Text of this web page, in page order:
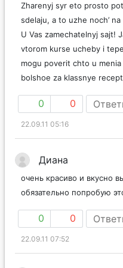
Zharenyj syr eto prosto
sdelaju, a to uzhe noch’
U Vas zamechatelnyj sajt!
vtorom kurse ucheby i
mogu poverit chto u
bolshoe za klassnye
0 0
22.09.11 05:16
Диана
очень красиво и вкусно
обязательно попробую
0 0
22.09.11 07:52